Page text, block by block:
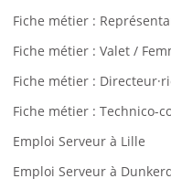
Fiche métier :
Fiche métier : Valet /
Fiche métier :
Fiche métier : Technico-
Emploi Serveur à Lille
Emploi Serveur à